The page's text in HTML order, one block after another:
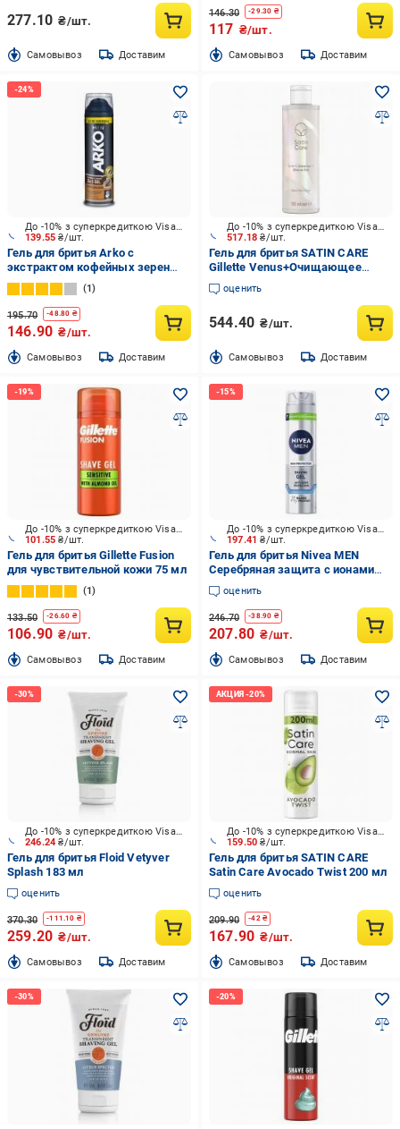
277.10 ₴/шт.
Cамовывоз Доставим
146.30 -29.30 ₴
117 ₴/шт.
Cамовывоз Доставим
139.55₴/шт.
До -10% з суперкредиткою Visa Вигода
Гель для бритья Arko с
экстрактом кофейных зерен
200 мл
1
195.70 -48.80 ₴
146.90 ₴/шт.
Cамовывоз Доставим
517.18₴/шт.
До -10% з суперкредиткою Visa Вигода
Гель для бритья SATIN CARE
Gillette Venus+Очищающее
средство 2-в-1 для интимной
зоны 190 мл
оценить
544.40 ₴/шт.
Cамовывоз Доставим
101.55₴/шт.
До -10% з суперкредиткою Visa Вигода
Гель для бритья Gillette Fusion
для чувствительной кожи 75 мл
1
133.50 -26.60 ₴
106.90 ₴/шт.
Cамовывоз Доставим
197.41₴/шт.
До -10% з суперкредиткою Visa Вигода
Гель для бритья Nivea MEN
Серебряная защита с ионами
серебра 200 мл
оценить
246.70 -38.90 ₴
207.80 ₴/шт.
Cамовывоз Доставим
246.24₴/шт.
До -10% з суперкредиткою Visa Вигода
Гель для бритья Floid Vetyver
Splash 183 мл
оценить
370.30 -111.10 ₴
259.20 ₴/шт.
Cамовывоз Доставим
159.50₴/шт.
До -10% з суперкредиткою Visa Вигода
Гель для бритья SATIN CARE
Satin Care Avocado Twist 200 мл
оценить
209.90 -42₴
167.90 ₴/шт.
Cамовывоз Доставим